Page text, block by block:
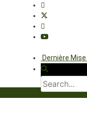
Dernière